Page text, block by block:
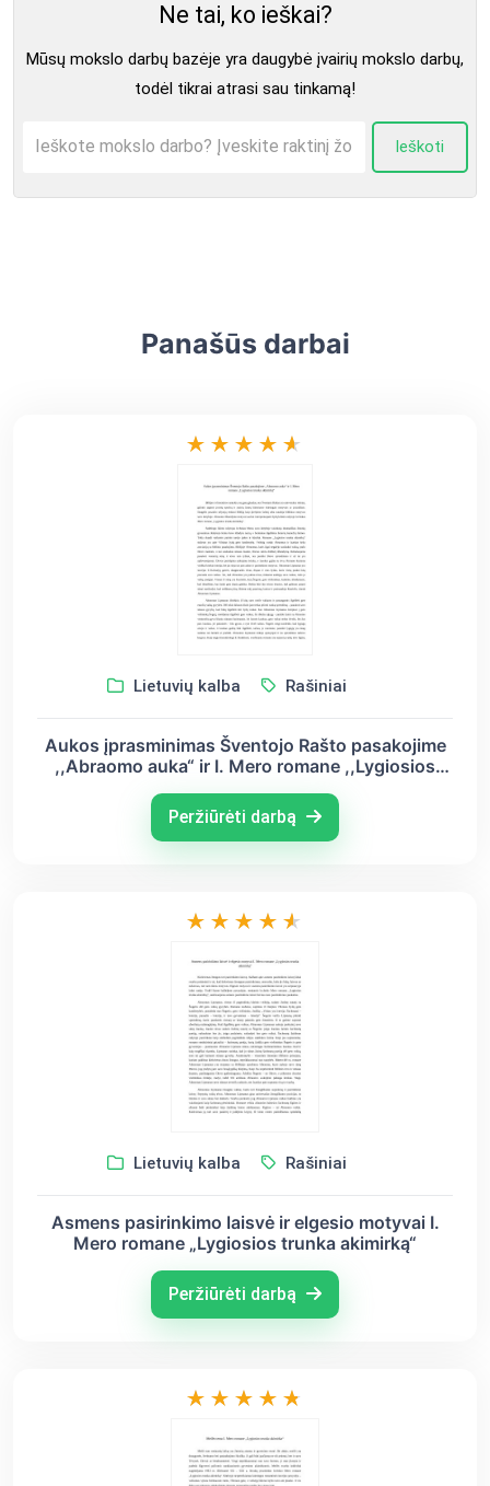
Ne tai, ko ieškai?
Mūsų mokslo darbų bazėje yra daugybė įvairių mokslo darbų,
todėl tikrai atrasi sau tinkamą!
Ieškoti
Panašūs darbai
Lietuvių kalba Rašiniai
Aukos įprasminimas Šventojo Rašto pasakojime
,,Abraomo auka“ ir I. Mero romane ,,Lygiosios
Peržiūrėti darbą
Lietuvių kalba Rašiniai
Asmens pasirinkimo laisvė ir elgesio motyvai I.
Mero romane „Lygiosios trunka akimirką“
Peržiūrėti darbą